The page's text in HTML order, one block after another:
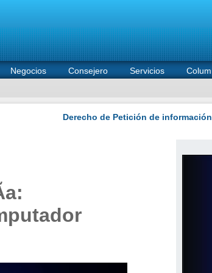
Negocios Consejero Servicios